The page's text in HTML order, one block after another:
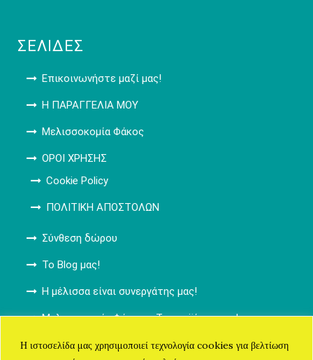
Η ιστοσελίδα μας χρησιμοποιεί τεχνολογία cookies για βελτίωση
ΣΕΛΊΔΕΣ
Επικοινωνήστε μαζί μας!
Η ΠΑΡΑΓΓΕΛΙΑ ΜΟΥ
Μελισσοκομία Φάκος
ΟΡΟΙ ΧΡΗΣΗΣ
Cookie Policy
ΠΟΛΙΤΙΚΗ ΑΠΟΣΤΟΛΩΝ
Σύνθεση δώρου
Το Blog μας!
Η μέλισσα είναι συνεργάτης μας!
Μελισσοκομία Φάκος – Τα προϊόντα μας!
ΚΑΛΑΘΙ ΑΓΟΡΩΝ